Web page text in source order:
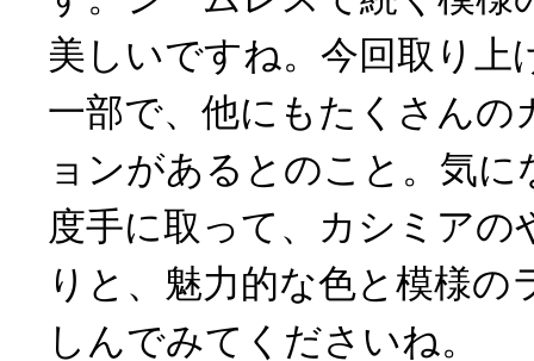
美しいですね。今回取り上
一部で、他にもたくさんの
ョンがあるとのこと。気
度手に取って、カシミアの
りと、魅力的な色と模様の
しんでみてくださいね。